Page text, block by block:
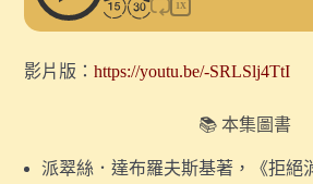
〖番外〗如果臺灣滅國了，你會如何記憶
〖番外〗在波蘭，有 48 個地方名叫「台
1X
影片版：https://youtu.be/-SRLSlj4TtI
📚 本集圖書
派翠絲．達布羅夫斯基著，《拒絕